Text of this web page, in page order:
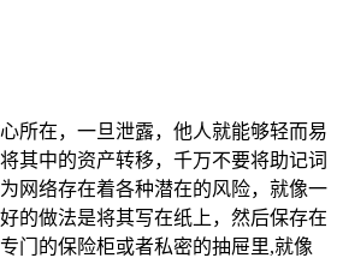
所在，一旦泄露，他人就能够轻而易
其中的资产转移，千万不要将助记词
网络存在着各种潜在的风险，就像一
的做法是将其写在纸上，然后保存在
门的保险柜或者私密的抽屉里,就像